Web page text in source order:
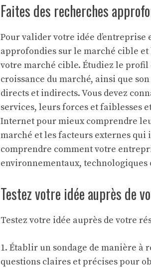
Faites des recherches
Pour valider votre idée
approfondies sur le marché cible
votre marché cible. Étudiez le
croissance du marché, ainsi que
directs et indirects. Vous devez
services, leurs forces et faiblesses
Internet pour mieux comprendre
marché et les facteurs externes
comprendre comment votre
environnementaux,
Testez votre idée auprès de
Testez votre idée auprès de votre
1. Établir un sondage de manière
questions claires et précises pour